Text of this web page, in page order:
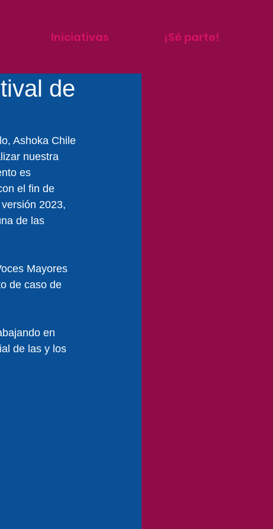
Iniciativas ¡Sé parte!
de
Ashoka Chile
nuestra
es
el fin de
2023,
de las
Mayores
de caso de
en
de las y los